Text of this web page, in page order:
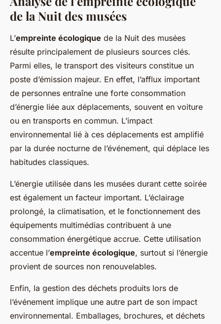
de la Nuit des musées
L’empreinte écologique de la Nuit des musées
résulte principalement de plusieurs sources clés.
Parmi elles, le transport des visiteurs constitue un
poste d’émission majeur. En effet, l’afflux important
de personnes entraîne une forte consommation
d’énergie liée aux déplacements, souvent en voiture
ou en transports en commun. L’impact
environnemental lié à ces déplacements est amplifié
par la durée nocturne de l’événement, qui déplace les
habitudes classiques.
L’énergie utilisée dans les musées durant cette soirée
est également un facteur important. L’éclairage
prolongé, la climatisation, et le fonctionnement des
équipements multimédias contribuent à une
consommation énergétique accrue. Cette utilisation
accentue l’empreinte écologique, surtout si l’énergie
provient de sources non renouvelables.
Enfin, la gestion des déchets produits lors de
l’événement implique une autre part de son impact
environnemental. Emballages, brochures, et déchets